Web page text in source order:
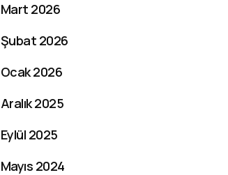
Mart 2026
Şubat 2026
Ocak 2026
Aralık 2025
Eylül 2025
Mayıs 2024